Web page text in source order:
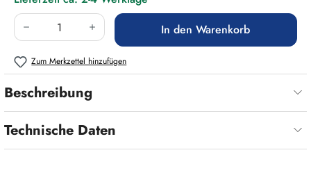
Produkt Anzahl: Gib den gewünschten Wert
In den Warenkorb
Zum Merkzettel hinzufügen
Beschreibung
Technische Daten